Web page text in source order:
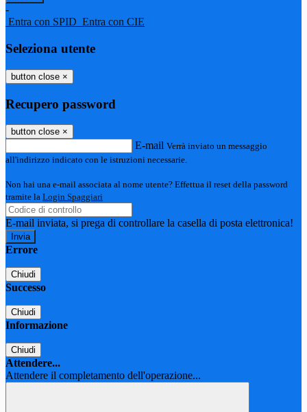
-
Entra con SPID Entra con CIE
Seleziona utente
button close ×
Recupero password
button close ×
E-mail Verrà inviato un messaggio
all'indirizzo indicato con le istruzioni necessarie.
Non hai una e-mail associata al nome utente? Effettua il reset della password
tramite la Login Spaggiari
E-mail inviata, si prega di controllare la casella di posta elettronica!
Errore
Chiudi
Successo
Chiudi
Informazione
Chiudi
Attendere...
Attendere il completamento dell'operazione...